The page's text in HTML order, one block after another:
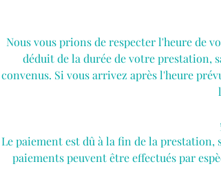
Nous vous prions de respecter l'heure de
déduit de la durée de votre prestation,
convenus. Si vous arrivez après l'heure
Le paiement est dû à la fin de la prestation,
paiements peuvent être effectués par